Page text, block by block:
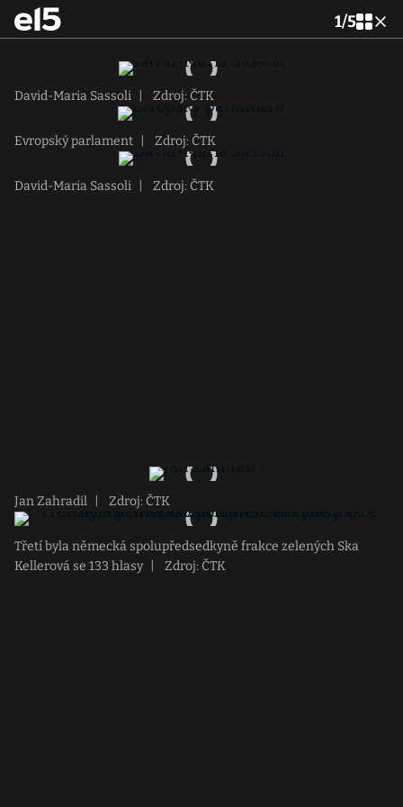
1/5
David-Maria Sassoli Zdroj: ČTK
Evropský parlament Zdroj: ČTK
David-Maria Sassoli Zdroj: ČTK
Jan Zahradil Zdroj: ČTK
Třetí byla německá spolupředsedkyně frakce zelených Ska
Kellerová se 133 hlasy
Zdroj: ČTK